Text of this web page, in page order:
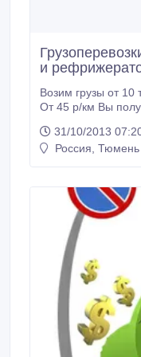
и
Возим грузы от
От 45 р/км Вы получаете,
доставки. -
ответственность
31/10/2013
Россия, Тюмень